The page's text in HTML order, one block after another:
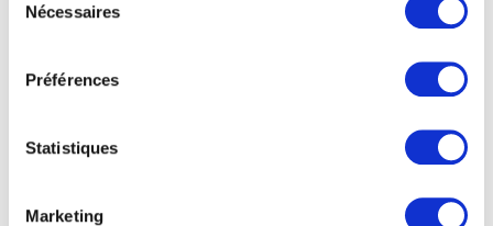
Nécessaires
Préférences
Statistiques
Marketing